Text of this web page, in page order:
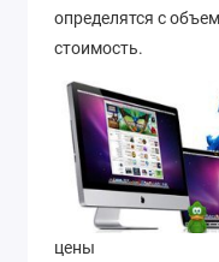
определятся с
стоимость.
цены